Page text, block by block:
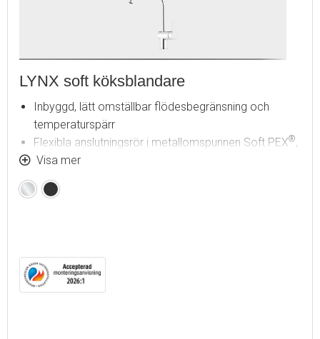
LYNX soft köksblandare
Inbyggd, lätt omställbar flödesbegränsning och
temperaturspärr
Flexibla anslutningsrör i metallomspunnen Soft PEX®,
lekande G3/8
Svängbar pip 60°, 85°, 110° eller 360°
Lead Free (blyfri)
Visa mer
KromMattsvart